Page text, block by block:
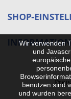
SHOP-
Wir verwenden
und
benutzen sind
und wurden